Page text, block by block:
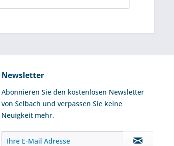
Newsletter
Abonnieren Sie den kostenlosen Newsletter
von Selbach und verpassen Sie keine
Neuigkeit mehr.